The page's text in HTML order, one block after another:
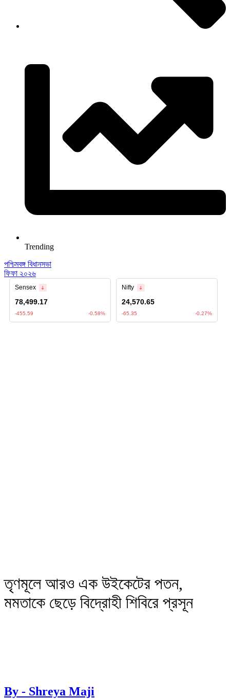
Trending
পশ্চিমবঙ্গ বিধানসভা
ফিফা ২০২৬
তৃণমূলে আরও এক উইকেটের পতন,
মমতাকে ছেড়ে বিদ্রোহী শিবিরে প্রসূন
By - Shreya Maji